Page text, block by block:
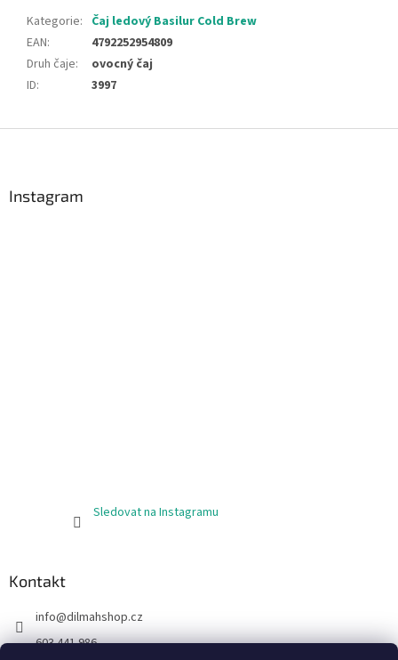
Kategorie: Čaj ledový Basilur Cold Brew
EAN:
4792252954809
Druh čaje:
ovocný čaj
ID: 3997
Instagram
Sledovat na Instagramu
Kontakt
info@dilmahshop.cz
603 441 986